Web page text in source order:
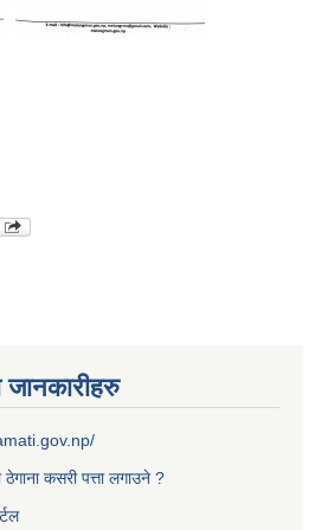
जानकारीहरु
कसरी पत्ता लगाउने ?